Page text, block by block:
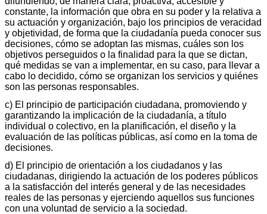
constante, la información que obra en su poder y la relativa a
su actuación y organización, bajo los principios de veracidad
y objetividad, de forma que la ciudadanía pueda conocer sus
decisiones, cómo se adoptan las mismas, cuáles son los
objetivos perseguidos o la finalidad para la que se dictan,
qué medidas se van a implementar, en su caso, para llevar a
cabo lo decidido, cómo se organizan los servicios y quiénes
son las personas responsables.
c) El principio de participación ciudadana, promoviendo y
garantizando la implicación de la ciudadanía, a título
individual o colectivo, en la planificación, el diseño y la
evaluación de las políticas públicas, así como en la toma de
decisiones.
d) El principio de orientación a los ciudadanos y las
ciudadanas, dirigiendo la actuación de los poderes públicos
a la satisfacción del interés general y de las necesidades
reales de las personas y ejerciendo aquellos sus funciones
con una voluntad de servicio a la sociedad.